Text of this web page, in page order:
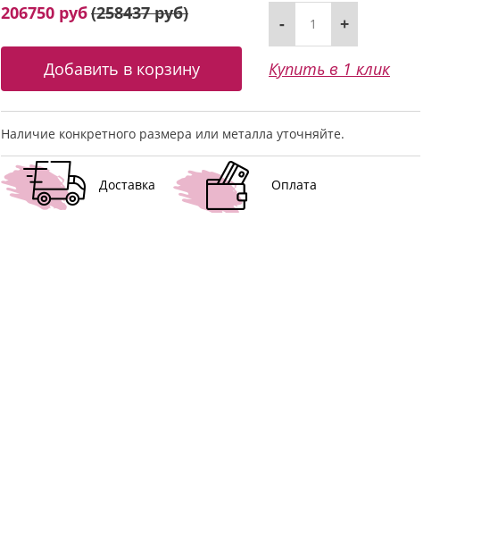
206750 руб(258437 руб) - +
Купить в 1 клик
Наличие конкретного размера или металла уточняйте.
Доставка Оплата